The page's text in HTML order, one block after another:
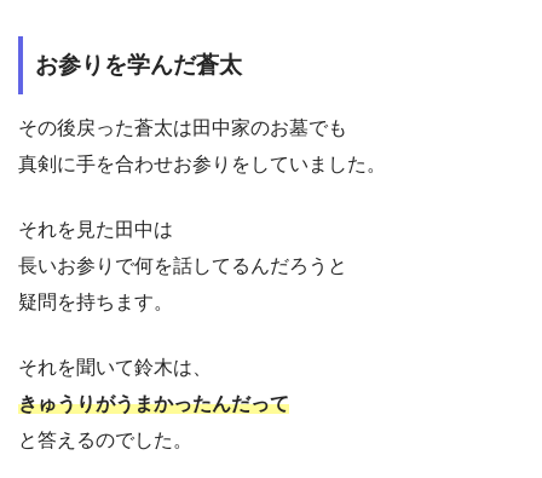
お参りを学んだ蒼太
その後戻った蒼太は田中家のお墓でも
真剣に手を合わせお参りをしていました。
それを見た田中は
長いお参りで何を話してるんだろうと
疑問を持ちます。
それを聞いて鈴木は、
きゅうりがうまかったんだって
と答えるのでした。